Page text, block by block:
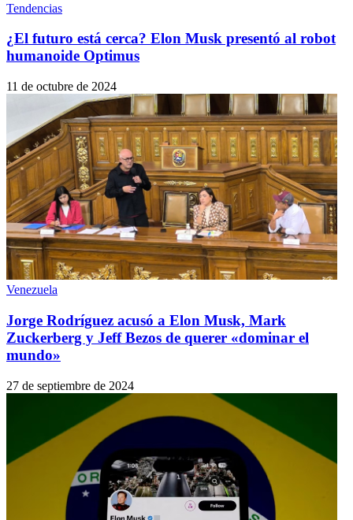
Tendencias
¿El futuro está cerca? Elon Musk presentó al robot
humanoide Optimus
11 de octubre de 2024
Venezuela
Jorge Rodríguez acusó a Elon Musk, Mark
Zuckerberg y Jeff Bezos de querer «dominar el
mundo»
27 de septiembre de 2024